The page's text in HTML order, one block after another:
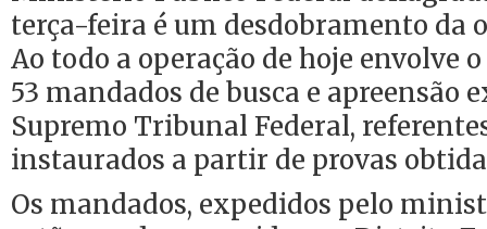
terça-feira é um desdobramento da
Ao todo a operação de hoje envolve
53 mandados de busca e apreensão
Supremo Tribunal Federal,
instaurados a partir de provas
Os mandados, expedidos pelo